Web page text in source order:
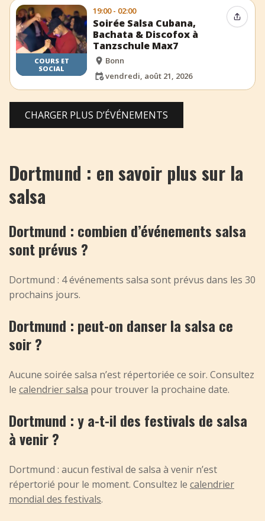
COURS ET
SOCIAL
19:00 - 02:00
Soirée Salsa Cubana,
Bachata & Discofox à
Tanzschule Max7
Bonn
vendredi, août 21, 2026
CHARGER PLUS D’ÉVÉNEMENTS
Dortmund : en savoir plus sur la
salsa
Dortmund : combien d’événements salsa
sont prévus ?
Dortmund : 4 événements salsa sont prévus dans les 30
prochains jours.
Dortmund : peut-on danser la salsa ce
soir ?
Aucune soirée salsa n’est répertoriée ce soir. Consultez
le calendrier salsa pour trouver la prochaine date.
Dortmund : y a-t-il des festivals de salsa
à venir ?
Dortmund : aucun festival de salsa à venir n’est
répertorié pour le moment. Consultez le calendrier
mondial des festivals.